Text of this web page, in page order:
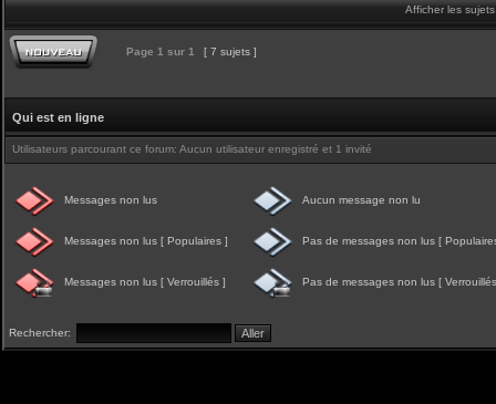
Afficher les
Page 1 sur 1 [ 7 sujets ]
Qui est en ligne
Utilisateurs parcourant ce forum: Aucun utilisateur enregistré et 1 invité
Messages non lus Aucun message non lu
Messages non lus [ Populaires ] Pas de messages non lus [
Messages non lus [ Verrouillés ] Pas de messages non lus [
Rechercher: